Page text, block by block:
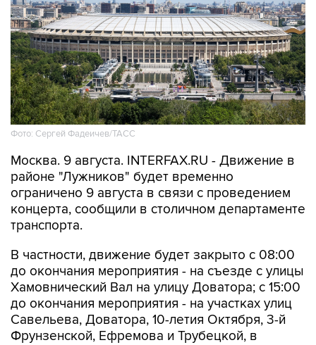
Фото: Сергей Фадеичев/ТАСС
Москва. 9 августа. INTERFAX.RU - Движение в
районе "Лужников" будет временно
ограничено 9 августа в связи с проведением
концерта, сообщили в столичном департаменте
транспорта.
В частности, движение будет закрыто с 08:00
до окончания мероприятия - на съезде с улицы
Хамовнический Вал на улицу Доватора; с 15:00
до окончания мероприятия - на участках улиц
Савельева, Доватора, 10-летия Октября, 3-й
Фрунзенской, Ефремова и Трубецкой, в